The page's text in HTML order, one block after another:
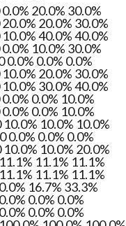
20.0% 30.0%
20.0% 30.0%
40.0% 40.0%
10.0% 30.0%
0.0% 0.0% 0.0%
20.0% 30.0%
30.0% 40.0%
0.0% 10.0%
0.0% 10.0%
10.0% 10.0%
0.0% 0.0% 0.0%
10.0% 20.0%
11.1% 11.1%
11.1% 11.1%
16.7% 33.3%
0.0% 0.0%
0.0% 0.0%